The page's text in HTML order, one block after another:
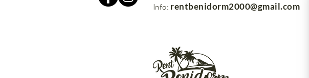
Info: rentbenidorm2000@gmail.com